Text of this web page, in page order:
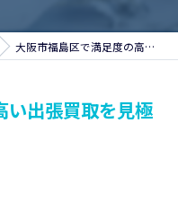
大阪市福島区で満足度の高い出張買取を見極めるポイント
い出張買取を見極